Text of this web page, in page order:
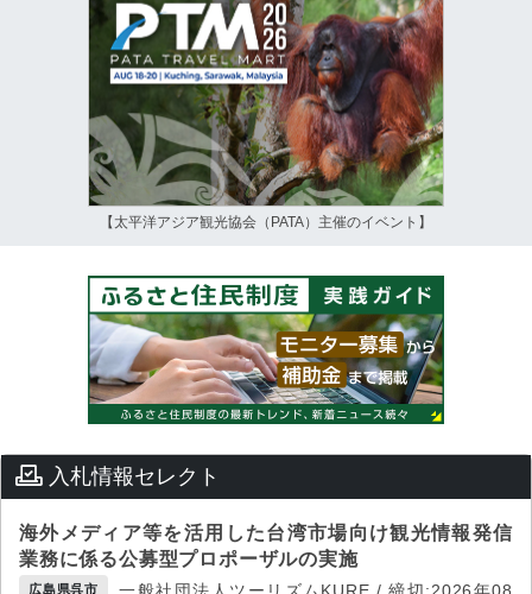
【太平洋アジア観光協会（PATA）主催のイベント】
入札情報セレクト
海外メディア等を活用した台湾市場向け観光情報発信
業務に係る公募型プロポーザルの実施
広島県呉市 一般社団法人ツーリズムKURE / 締切:2026年08